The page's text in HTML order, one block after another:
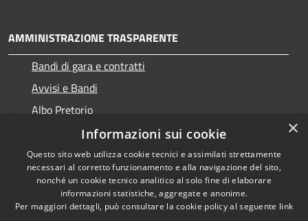
AMMINISTRAZIONE TRASPARENTE
Bandi di gara e contratti
Avvisi e Bandi
Albo Pretorio
Accessibilità
Privacy
Copyright © 2026 • Comune di
Ragogna • Powered by
Municipium•Accesso
×
Informazioni sui cookie
Questo sito web utilizza cookie tecnici e assimilati strettamente
necessari al corretto funzionamento e alla navigazione del sito,
nonché un cookie tecnico analitico al solo fine di elaborare
informazioni statistiche, aggregate e anonime.
Per maggiori dettagli, può consultare la cookie policy al seguente link